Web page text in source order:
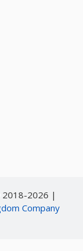
2026 |
Company